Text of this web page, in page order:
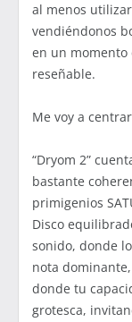
al menos
vendiéndonos
en un momento
reseñable.
Me voy a
“Dryom 2”
bastante
primigenios
Disco
sonido, donde
nota
donde tu
grotesca,